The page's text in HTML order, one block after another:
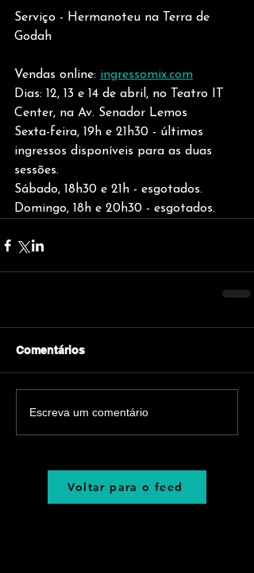
Serviço - Hermanoteu na Terra de
Godah
Vendas online: ingressomix.com
Dias: 12, 13 e 14 de abril, no Teatro IT
Center, na Av. Senador Lemos
Sexta-feira, 19h e 21h30 - últimos
ingressos disponíveis para as duas
sessões.
Sábado, 18h30 e 21h - esgotados.
Domingo, 18h e 20h30 - esgotados.
Comentários
Escreva um comentário
Voltar para o feed